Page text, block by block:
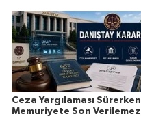
Ceza Yargılaması Sürerken
Memuriyete Son Verilemez